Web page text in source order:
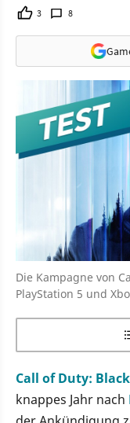
3 8
Die Kampagne von
PlayStation 5 und
Call of Duty:
knappes Jahr nach